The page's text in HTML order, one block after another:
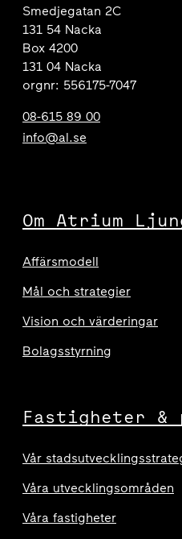
Smedjegatan 2C
131 54 Nacka
Box 4200
131 04 Nacka
orgnr: 556175-7047
08-615 89 00
info@al.se
Om Atrium
Affärsmodell
Mål och strategier
Vision och värderingar
Bolagsstyrning
Fastigheter &
Vår
Våra utvecklingsområden
Våra fastigheter